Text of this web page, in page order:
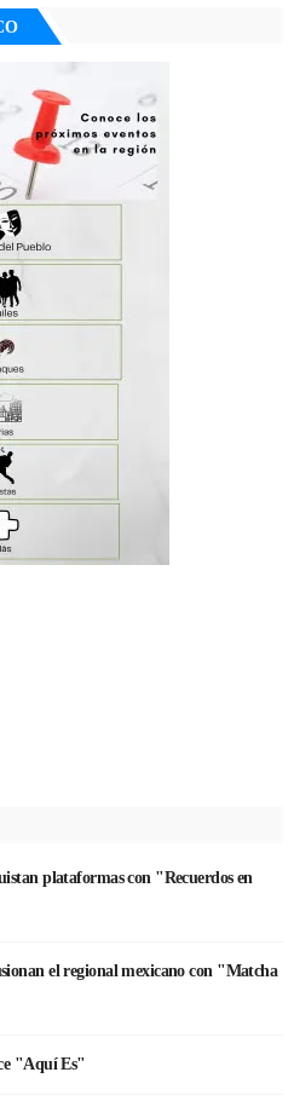
plataformas con "Recuerdos en
el regional mexicano con "Matcha
"Aquí Es"